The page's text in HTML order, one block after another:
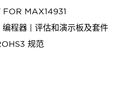
FOR MAX14931
编程器 | 评估和演示板及套件
规范